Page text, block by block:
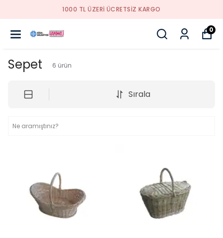
1000 TL ÜZERI ÜCRETSIZ KARGO
0
Sepet 6 ürün
Sırala